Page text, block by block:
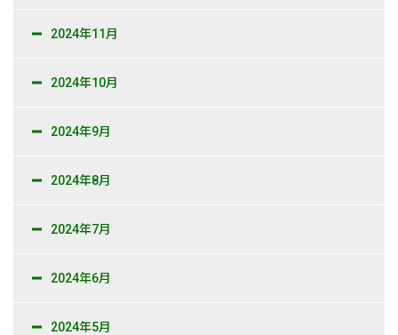
2024年11月
2024年10月
2024年9月
2024年8月
2024年7月
2024年6月
2024年5月